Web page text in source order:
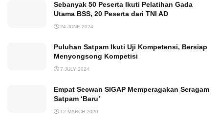
Sebanyak 50 Peserta Ikuti Pelatihan Gada
Utama BSS, 20 Peserta dari TNI AD
24 JUNE 2024
Puluhan Satpam Ikuti Uji Kompetensi, Bersiap
Menyongsong Kompetisi
7 JULY 2024
Empat Secwan SIGAP Memperagakan Seragam
Satpam ‘Baru’
12 MARCH 2020